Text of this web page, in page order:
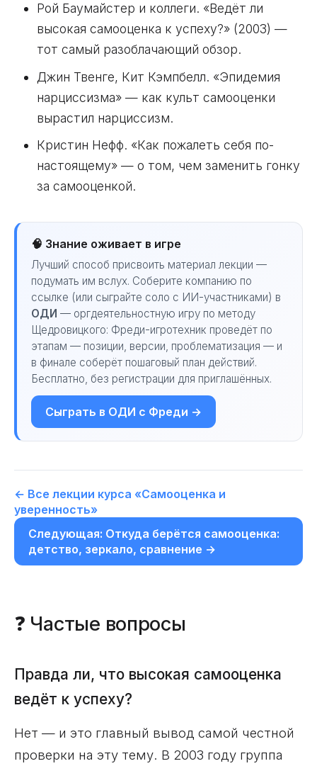
Рой Баумайстер и коллеги. «Ведёт ли
высокая самооценка к успеху?» (2003) —
тот самый разоблачающий обзор.
Джин Твенге, Кит Кэмпбелл. «Эпидемия
нарциссизма» — как культ самооценки
вырастил нарциссизм.
Кристин Нефф. «Как пожалеть себя по-
настоящему» — о том, чем заменить гонку
за самооценкой.
🧠 Знание оживает в игре
Лучший способ присвоить материал лекции —
подумать им вслух. Соберите компанию по
ссылке (или сыграйте соло с ИИ-участниками) в
ОДИ — оргдеятельностную игру по методу
Щедровицкого: Фреди-игротехник проведёт по
этапам — позиции, версии, проблематизация — и
в финале соберёт пошаговый план действий.
Бесплатно, без регистрации для приглашённых.
Сыграть в ОДИ с Фреди →
← Все лекции курса «Самооценка и
уверенность»
Следующая: Откуда берётся самооценка:
детство, зеркало, сравнение →
❓ Частые вопросы
Правда ли, что высокая самооценка
ведёт к успеху?
Нет — и это главный вывод самой честной
проверки на эту тему. В 2003 году группа